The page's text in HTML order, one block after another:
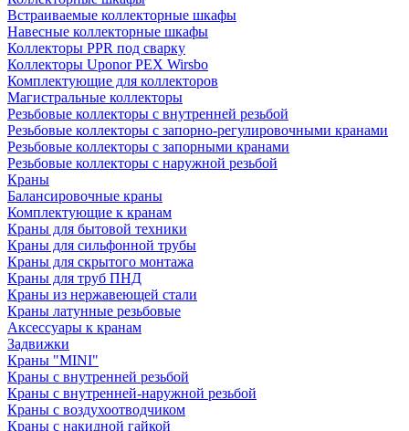
Встраиваемые коллекторные шкафы
Навесные коллекторные шкафы
Коллекторы PPR под сварку
Коллекторы Uponor PEX Wirsbo
Комплектующие для коллекторов
Магистральные коллекторы
Резьбовые коллекторы с внутренней резьбой
Резьбовые коллекторы с запорно-регулировочными кранами
Резьбовые коллекторы с запорными кранами
Резьбовые коллекторы с наружной резьбой
Краны
Балансировочные краны
Комплектующие к кранам
Краны для бытовой техники
Краны для сильфонной трубы
Краны для скрытого монтажа
Краны для труб ПНД
Краны из нержавеющей стали
Краны латунные резьбовые
Аксессуары к кранам
Задвижки
Краны "MINI"
Краны с внутренней резьбой
Краны с внутренней-наружной резьбой
Краны с воздухоотводчиком
Краны с накидной гайкой